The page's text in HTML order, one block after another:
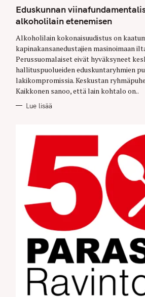
T
E
G
O
I
E
S
Eduskunnan
alkoholilain etenemisen
Alkoholilain kokonaisuudistus on
kapinakansanedustajien masinoimaan
Perussuomalaiset eivät hyväksyneet
hallituspuolueiden eduskuntaryhmien
lakikompromissia. Keskustan
Kaikkonen sanoo, että lain kohtalo on..
Lue lisää